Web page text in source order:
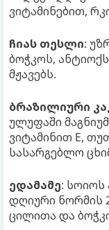
ვიტამინებით,
ჩიას თესლი:
ბოჭკოს,
მჟავებს.
ბრაზილიური
ულუფაში
ვიტამინით E,
სასარგებლო
ედამამე: სოიოს
დღიური ნორმის
ცილითა და